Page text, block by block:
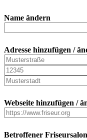
Name ändern
Adresse hinzufügen /
Webseite hinzufügen /
Betroffener Friseursalon